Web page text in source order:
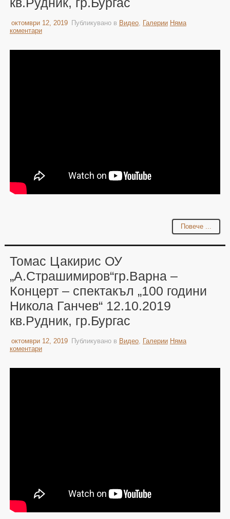
октомври 12, 2019 Публикувано в Видео, Галерии Няма
коментари
Повече ...
Томас Цакирис ОУ
„А.Страшимиров“гр.Варна –
Концерт – спектакъл „100 години
Никола Ганчев“ 12.10.2019
кв.Рудник, гр.Бургас
октомври 12, 2019 Публикувано в Видео, Галерии Няма
коментари